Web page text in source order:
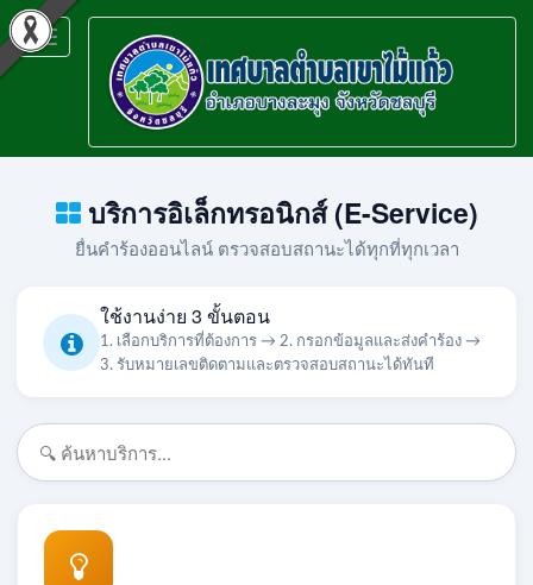
Toggle
navigation
บริการอิเล็กทรอนิกส์ (E-Service)
ยื่นคำร้องออนไลน์ ตรวจสอบสถานะได้ทุกที่ทุกเวลา
ใช้งานง่าย 3 ขั้นตอน
1. เลือกบริการที่ต้องการ → 2. กรอกข้อมูลและส่งคำร้อง →
3. รับหมายเลขติดตามและตรวจสอบสถานะได้ทันที